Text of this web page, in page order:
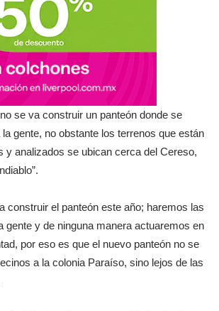
se va construir un panteón donde se
gente, no obstante los terrenos que están
y analizados se ubican cerca del Cereso,
construir el panteón este año; haremos las
gente y de ninguna manera actuaremos en
por eso es que el nuevo panteón no se
a la colonia Paraíso, sino lejos de las